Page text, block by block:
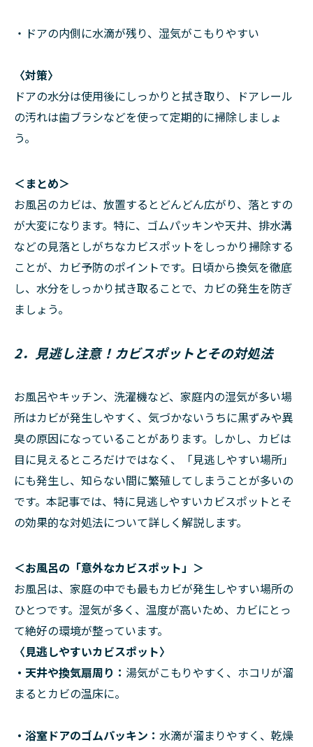
・ドアの内側に水滴が残り、湿気がこもりやすい
〈対策〉
ドアの水分は使用後にしっかりと拭き取り、ドアレール
の汚れは歯ブラシなどを使って定期的に掃除しましょ
う。
＜まとめ＞
お風呂のカビは、放置するとどんどん広がり、落とすの
が大変になります。特に、ゴムパッキンや天井、排水溝
などの見落としがちなカビスポットをしっかり掃除する
ことが、カビ予防のポイントです。日頃から換気を徹底
し、水分をしっかり拭き取ることで、カビの発生を防ぎ
ましょう。
2．見逃し注意！カビスポットとその対処法
お風呂やキッチン、洗濯機など、家庭内の湿気が多い場
所はカビが発生しやすく、気づかないうちに黒ずみや異
臭の原因になっていることがあります。しかし、カビは
目に見えるところだけではなく、「見逃しやすい場所」
にも発生し、知らない間に繁殖してしまうことが多いの
です。本記事では、特に見逃しやすいカビスポットとそ
の効果的な対処法について詳しく解説します。
＜お風呂の「意外なカビスポット」＞
お風呂は、家庭の中でも最もカビが発生しやすい場所の
ひとつです。湿気が多く、温度が高いため、カビにとっ
て絶好の環境が整っています。
〈見逃しやすいカビスポット〉
・天井や換気扇周り ： 湯気がこもりやすく、ホコリが溜
まるとカビの温床に。
・浴室ドアのゴムパッキン ： 水滴が溜まりやすく、乾燥